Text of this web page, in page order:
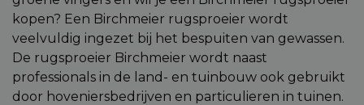
kopen? Een Birchmeier rugsproeier wordt
veelvuldig ingezet bij het bespuiten van gewassen.
De rugsproeier Birchmeier wordt naast
professionals in de land- en tuinbouw ook gebruikt
door hoveniersbedrijven en particulieren in tuinen.